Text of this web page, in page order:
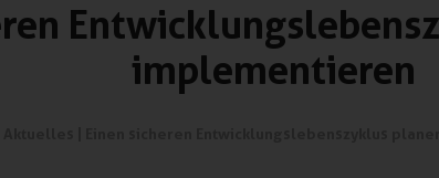
implementieren